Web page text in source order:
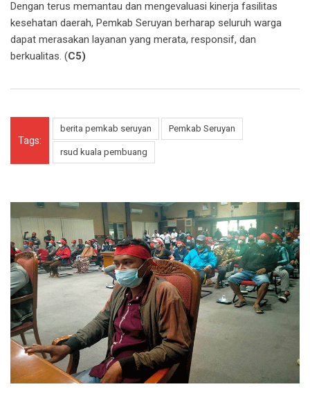
Dengan terus memantau dan mengevaluasi kinerja fasilitas
kesehatan daerah, Pemkab Seruyan berharap seluruh warga
dapat merasakan layanan yang merata, responsif, dan
berkualitas. (C5)
Tags:
berita pemkab seruyan Pemkab Seruyan
rsud kuala pembuang